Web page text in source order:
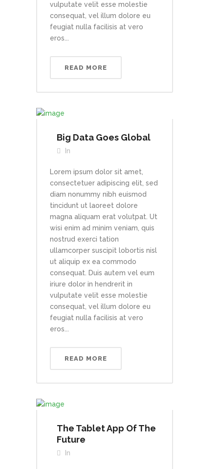
vulputate velit esse molestie
consequat, vel illum dolore eu
feugiat nulla facilisis at vero
eros...
READ MORE
Big Data Goes Global
In
Lorem ipsum dolor sit amet,
consectetuer adipiscing elit, sed
diam nonummy nibh euismod
tincidunt ut laoreet dolore
magna aliquam erat volutpat. Ut
wisi enim ad minim veniam, quis
nostrud exerci tation
ullamcorper suscipit lobortis nisl
ut aliquip ex ea commodo
consequat. Duis autem vel eum
iriure dolor in hendrerit in
vulputate velit esse molestie
consequat, vel illum dolore eu
feugiat nulla facilisis at vero
eros...
READ MORE
The Tablet App Of The
Future
In